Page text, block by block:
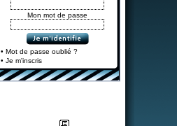
Mon mot de passe
• Mot de passe oublié ?
• Je m'inscris